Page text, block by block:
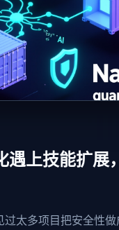
上技能扩展
太多项目把安全性